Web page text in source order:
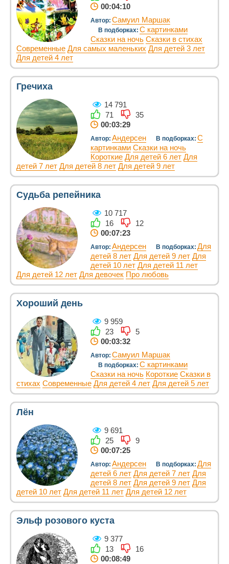
00:04:10
Автор: Самуил Маршак
В подборках: С картинками
Сказки на ночь Сказки в стихах
Современные Для самых маленьких Для детей 3 лет
Для детей 4 лет
Гречиха
14 791
71
35
00:03:29
Автор: Андерсен В подборках: С
картинками Сказки на ночь
Короткие Для детей 6 лет Для
детей 7 лет Для детей 8 лет Для детей 9 лет
Судьба репейника
10 717
16
12
00:07:23
Автор: Андерсен В подборках: Для
детей 8 лет Для детей 9 лет Для
детей 10 лет Для детей 11 лет
Для детей 12 лет Для девочек Про любовь
Хороший день
9 959
23
5
00:03:32
Автор: Самуил Маршак
В подборках: С картинками
Сказки на ночь Короткие Сказки в
стихах Современные Для детей 4 лет Для детей 5 лет
Лён
9 691
25
9
00:07:25
Автор: Андерсен В подборках: Для
детей 6 лет Для детей 7 лет Для
детей 8 лет Для детей 9 лет Для
детей 10 лет Для детей 11 лет Для детей 12 лет
Эльф розового куста
9 377
13
16
00:08:49